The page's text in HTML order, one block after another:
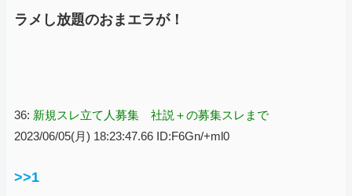
ラメし放題のおまエラが！
36: 新規スレ立て人募集 社説＋の募集スレまで
2023/06/05(月) 18:23:47.66 ID:F6Gn/+ml0
>>1